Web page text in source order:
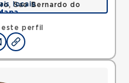
perfil
Sao Bernardo do
locais